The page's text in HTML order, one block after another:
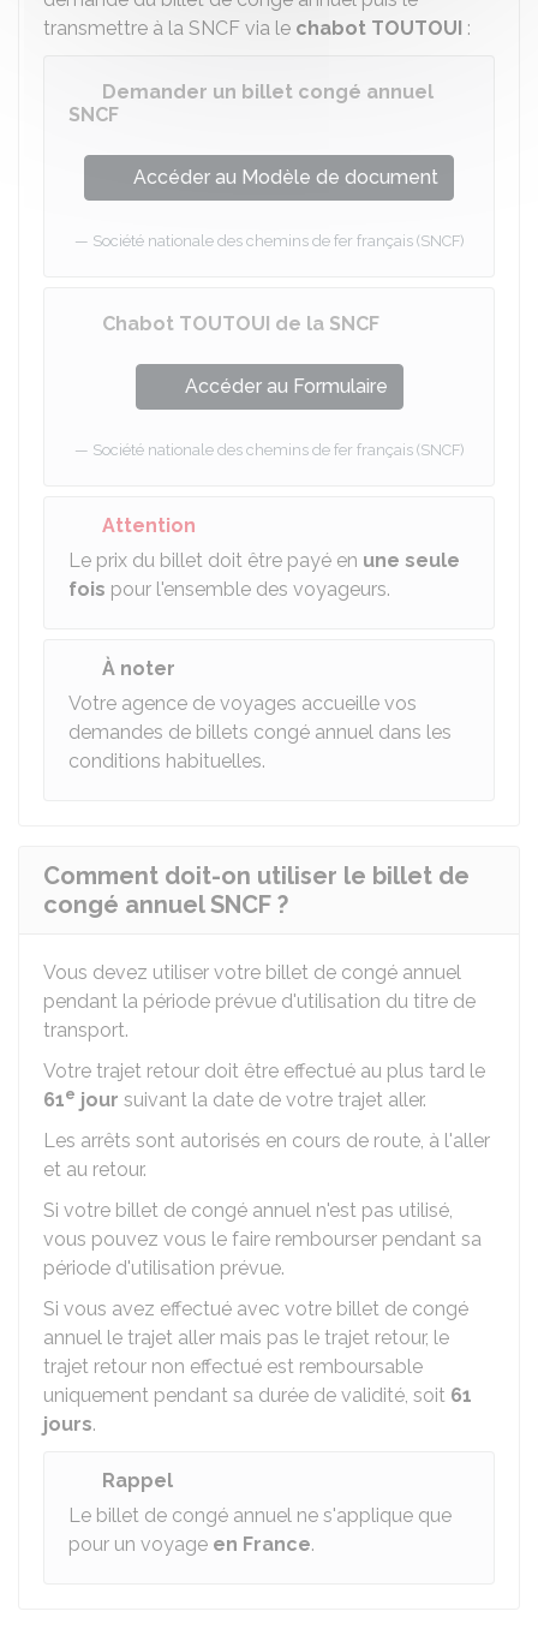
transmettre à la SNCF via le chabot TOUTOUI :
Demander un billet congé annuel
SNCF
Accéder au Modèle de document
Société nationale des chemins de fer français (SNCF)
Chabot TOUTOUI de la SNCF
Accéder au Formulaire
Société nationale des chemins de fer français (SNCF)
Attention
Le prix du billet doit être payé en une seule
fois pour l'ensemble des voyageurs.
À noter
Votre agence de voyages accueille vos
demandes de billets congé annuel dans les
conditions habituelles.
Comment doit-on utiliser le billet de
congé annuel SNCF ?
Vous devez utiliser votre billet de congé annuel
pendant la période prévue d'utilisation du titre de
transport.
Votre trajet retour doit être effectué au plus tard le
61e jour suivant la date de votre trajet aller.
Les arrêts sont autorisés en cours de route, à l'aller
et au retour.
Si votre billet de congé annuel n'est pas utilisé,
vous pouvez vous le faire rembourser pendant sa
période d'utilisation prévue.
Si vous avez effectué avec votre billet de congé
annuel le trajet aller mais pas le trajet retour, le
trajet retour non effectué est remboursable
uniquement pendant sa durée de validité, soit 61
jours.
Rappel
Le billet de congé annuel ne s'applique que
pour un voyage en France.